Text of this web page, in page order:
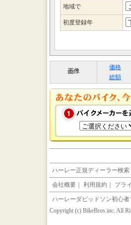
地域で
初度登録年
価格
総額
ハーレー正規ディーラー検索
会社概要 ｜ 利用規約 ｜ プラ
ハーレーダビッドソン初心者
Copyright (c) BikeBros.inc. All